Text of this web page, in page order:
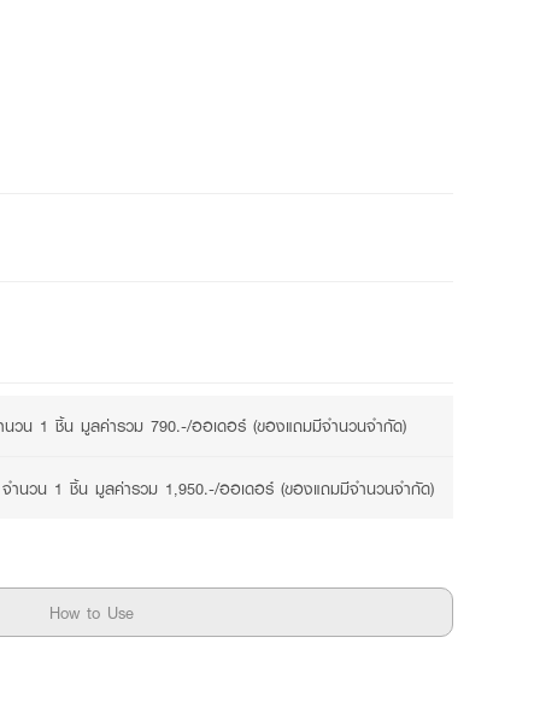
น 1 ชิ้น มูลค่ารวม 790.-/ออเดอร์ (ของแถมมีจำนวนจำกัด)
นวน 1 ชิ้น มูลค่ารวม 1,950.-/ออเดอร์ (ของแถมมีจำนวนจำกัด)
How to Use